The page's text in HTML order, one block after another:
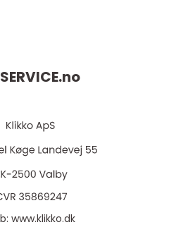
no
www.klikko.dk